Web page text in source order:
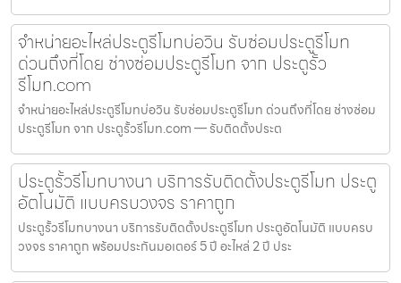
จำหน่ายอะไหล่ประตูรีโมทบ่อวิน รับซ่อมประตูรีโมท
ด่วนถึงที่โดย ช่างซ่อมประตูรีโมท จาก ประตูรั้ว
รีโมท.com
จำหน่ายอะไหล่ประตูรีโมทบ่อวิน รับซ่อมประตูรีโมท ด่วนถึงที่โดย ช่างซ่อม
ประตูรีโมท จาก ประตูรั้วรีโมท.com — รับติดตั้งประต
ประตูรั้วรีโมทบางนา บริการรับติดตั้งประตูรีโมท ประตู
อัตโนมัติ แบบครบวงจร ราคาถูก
ประตูรั้วรีโมทบางนา บริการรับติดตั้งประตูรีโมท ประตูอัตโนมัติ แบบครบ
วงจร ราคาถูก พร้อมประกันมอเตอร์ 5 ปี อะไหล่ 2 ปี ประ